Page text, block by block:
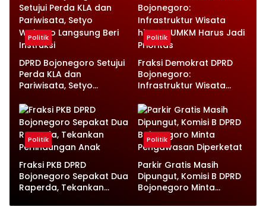
Politik
DPRD Bojonegoro Setujui
Perda KLA dan
Pariwisata, Setyo
Instruksi
Politik
Fraksi Demokrat DPRD
Bojonegoro:
Infrastruktur Wisata
Prioritas
Politik
Fraksi PKB DPRD
Bojonegoro Sepakat Dua
Raperda, Tekankan
Politik
Parkir Gratis Masih
Dipungut, Komisi B DPRD
Bojonegoro Minta